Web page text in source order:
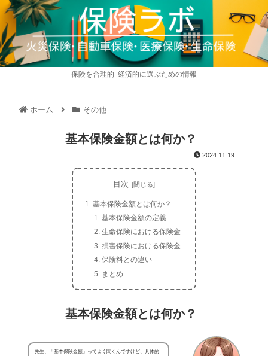
保険を合理的･経済的に選ぶための情報
ホーム その他
基本保険金額とは何か？
2024.11.19
目次
基本保険金額とは何か？
基本保険金額の定義
生命保険における保険金
損害保険における保険金
保険料との違い
まとめ
基本保険金額とは何か？
先生、「基本保険金額」ってよく聞くんですけど、具体的